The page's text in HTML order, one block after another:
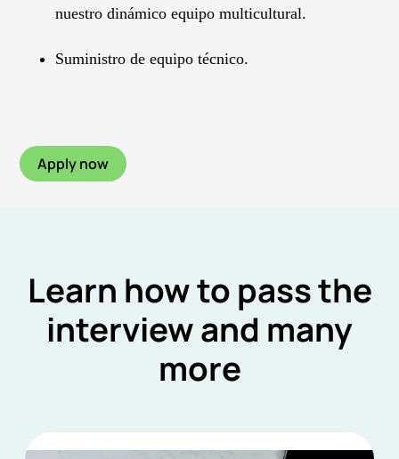
nuestro dinámico equipo multicultural.
Suministro de equipo técnico.
Apply now
Learn how to pass the
interview and many
more